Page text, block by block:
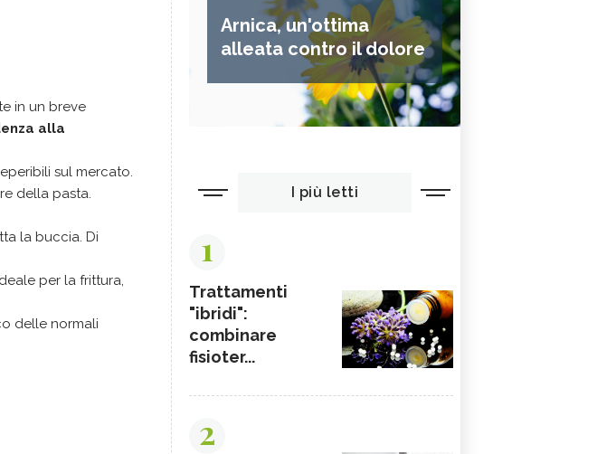
in un breve
alla
sul mercato.
della pasta.
la buccia. Di
per la frittura,
delle normali
Arnica, un'ottima
alleata contro il dolore
I più letti
1
Trattamenti
"ibridi":
combinare
fisioter...
2